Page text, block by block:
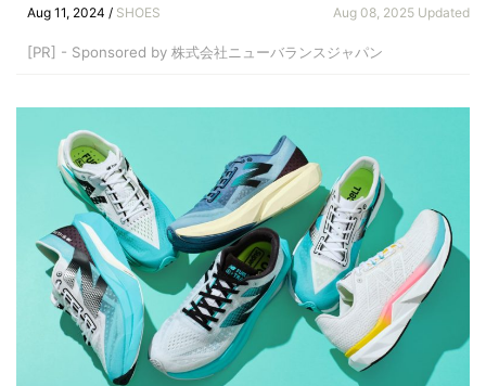
Aug 11, 2024 / SHOES Aug 08, 2025 Updated
[PR] - Sponsored by 株式会社ニューバランスジャパン